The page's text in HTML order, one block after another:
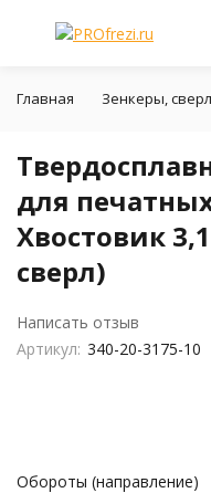
Главная Зенкеры,
для
Хвостовик
сверл)
Написать отзыв
Артикул: 340-20-3175-10
Обороты (направление)